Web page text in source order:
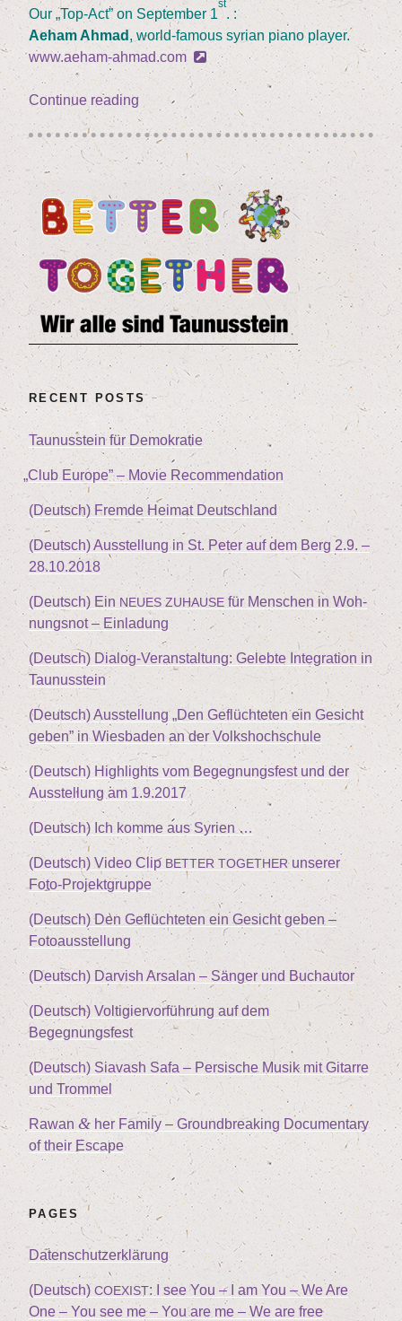
Our „Top-Act” on Sep­tem­ber 1
st
. :
Aeham Ahmad , world-famous syri­an pia­no player.
www.aeham-ahmad.com
Con­ti­nue rea­ding„(Deutsch)
Inter­
na­
tio­
na­
le
Live­
mu­
sik:
Aeham Ahmad”
RECENT POSTS
Tau­nus­stein für Demokratie
„Club Euro­pe” – Movie Recommendation
(Deutsch) Frem­de Hei­mat Deutschland
(Deutsch) Aus­stel­lung in St. Peter auf dem Berg 2.9. –
28.10.2018
(Deutsch) Ein NEUES ZUHAUSE für Men­schen in Woh­
nungs­not – Einladung
(Deutsch) Dia­log-Ver­an­stal­tung: Geleb­te Inte­gra­ti­on in
Taunusstein
(Deutsch) Aus­stel­lung„Den Geflüch­te­ten ein Gesicht
geben” in Wies­ba­den an der Volkshochschule
(Deutsch) High­lights vom Begeg­nungs­fest und der
Aus­stel­lung am 1.9.2017
(Deutsch) Ich kom­me aus Syrien …
(Deutsch) Video Clip BETTER TOGETHERunse­rer
Foto-Projektgruppe
(Deutsch) Den Geflüch­te­ten ein Gesicht geben –
Fotoausstellung
(Deutsch) Dar­vish Arsalan – Sän­ger und Buchautor
(Deutsch) Vol­ti­gier­vor­füh­rung auf dem
Begegnungsfest
(Deutsch) Sia­vash Safa – Per­si­sche Musik mit Gitar­re
und Trommel
Rawan &her Fami­ly – Ground­brea­king Docu­men­ta­ry
of their Escape
PAGES
Daten­schutz­er­klä­rung
(Deutsch)COEXIST: I see You – I am You – We Are
One – You see me – You are me – We are free